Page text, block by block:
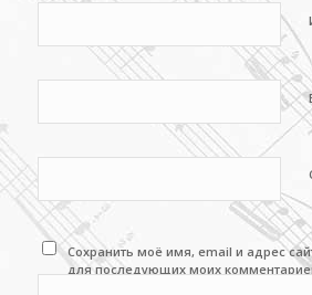
Сохранить моё имя, email и адрес
для последующих моих